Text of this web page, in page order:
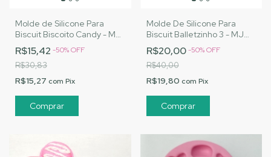
Molde de Silicone Para
Biscuit Biscoito Candy - MJ
Artesanatos |Cód. 3163
R$15,42 -50%OFF
R$30,83
R$15,27 com Pix
Molde De Silicone Para
Biscuit Balletzinho 3 - MJ
Artesanatos |Cód. 3143
R$20,00-50%OFF
R$40,00
R$19,80 com Pix